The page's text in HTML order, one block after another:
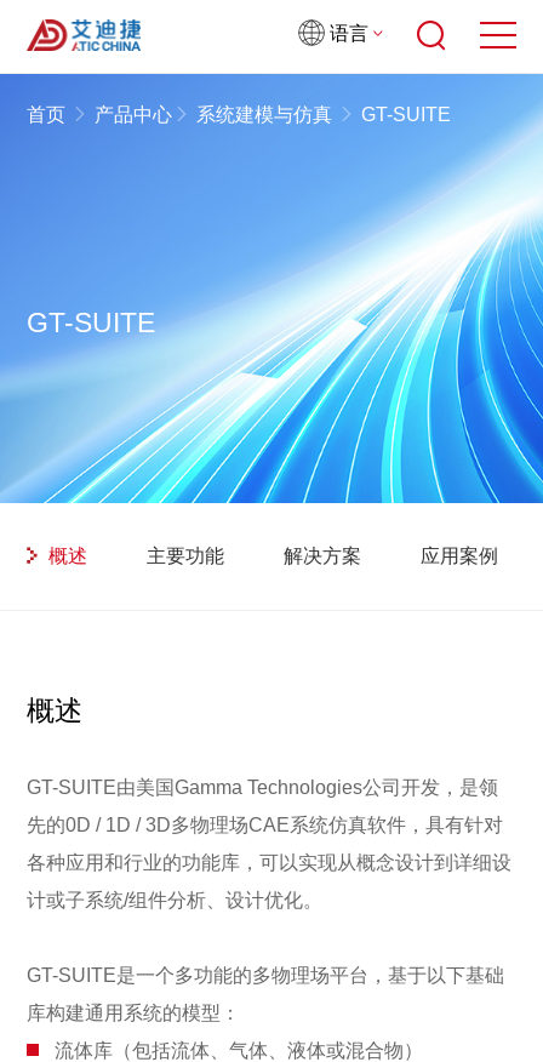
语言
GT-SUITE
首页 产品中心 系统建模与仿真 GT-SUITE
概述 主要功能 解决方案 应用案例
概述
GT-SUITE由美国Gamma Technologies公司开发，是领
先的0D / 1D / 3D多物理场CAE系统仿真软件，具有针对
各种应用和行业的功能库，可以实现从概念设计到详细设
计或子系统/组件分析、设计优化。
GT-SUITE是一个多功能的多物理场平台，基于以下基础
库构建通用系统的模型：
流体库（包括流体、气体、液体或混合物）